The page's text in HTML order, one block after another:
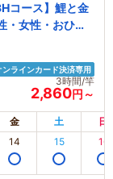
コース】鯉と金
・女性・おひと
】 _:*
ンラインカード決済専用
3時間/竿
2,860円～
金 土 日
14 15 16